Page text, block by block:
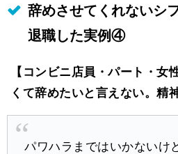
辞めさせてくれないシ
退職した実例④
【コンビニ店員・パート・女
くて辞めたいと言えない。精
パワハラまではいかないけ